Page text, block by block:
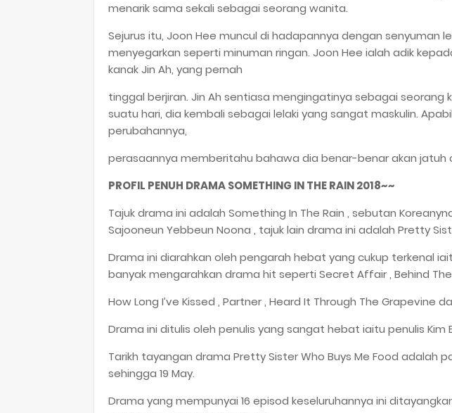
menarik sama sekali sebagai seorang wanita.
Sejurus itu, Joon Hee muncul di hadapannya dengan senyuman
menyegarkan seperti minuman ringan. Joon Hee ialah adik
kanak Jin Ah, yang pernah
tinggal berjiran. Jin Ah sentiasa mengingatinya sebagai seorang
suatu hari, dia kembali sebagai lelaki yang sangat maskulin.
perubahannya,
perasaannya memberitahu bahawa dia benar-benar akan jatuh
PROFIL PENUH DRAMA SOMETHING IN THE RAIN 2018~~
Tajuk drama ini adalah Something In The Rain , sebutan
Sajooneun Yebbeun Noona , tajuk lain drama ini adalah Pretty
Drama ini diarahkan oleh pengarah hebat yang cukup terkenal
banyak mengarahkan drama hit seperti Secret Affair , Behind
How Long I’ve Kissed , Partner , Heard It Through The Grapevine
Drama ini ditulis oleh penulis yang sangat hebat iaitu penulis Kim
Tarikh tayangan drama Pretty Sister Who Buys Me Food adalah
sehingga 19 May.
Drama yang mempunyai 16 episod keseluruhannya ini